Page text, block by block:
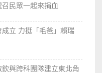
民眾一起來捐血
立 力挺「毛爸」賴瑞
與跨科團隊建立東北角